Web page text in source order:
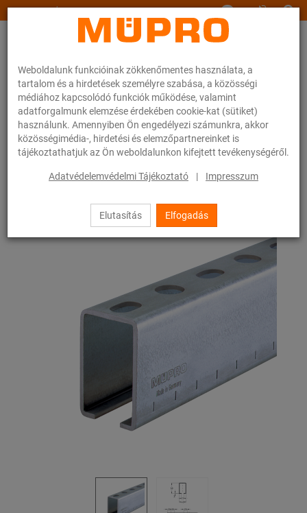
Weboldalunk funkcióinak zökkenőmentes használata, a
tartalom és a hirdetések személyre szabása, a közösségi
médiához kapcsolódó funkciók működése, valamint
adatforgalmunk elemzése érdekében cookie-kat (sütiket)
használunk. Amennyiben Ön engedélyezi számunkra, akkor
közösségimédia-, hirdetési és elemzőpartnereinket is
tájékoztathatjuk az Ön weboldalunkon kifejtett tevékenységéről.
Adatvédelemvédelmi Tájékoztató | Impresszum
Elutasítás Elfogadás
www.muepro.hu
Webáruhàz Rögzítéstechnika
Légtechnika
Szerelősínek szellőzőcsövek rögzítéséhez
MPC-rendszersínek (kis és közepes terheléshez)
MPC-rendszersínek
1 / 63